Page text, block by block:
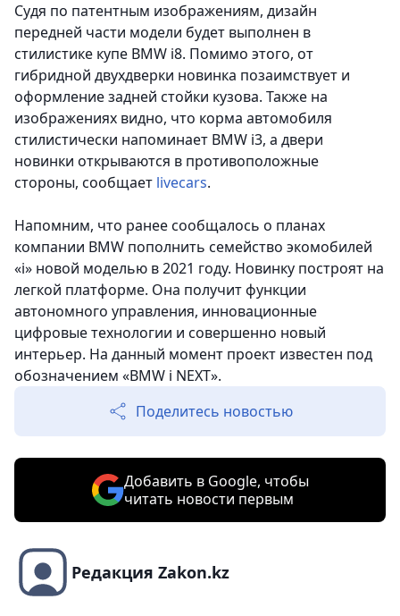
Судя по патентным изображениям, дизайн
передней части модели будет выполнен в
стилистике купе BMW i8. Помимо этого, от
гибридной двухдверки новинка позаимствует и
оформление задней стойки кузова. Также на
изображениях видно, что корма автомобиля
стилистически напоминает BMW i3, а двери
новинки открываются в противоположные
стороны, сообщает livecars.
Напомним, что ранее сообщалось о планах
компании BMW пополнить семейство экомобилей
«i» новой моделью в 2021 году. Новинку построят на
легкой платформе. Она получит функции
автономного управления, инновационные
цифровые технологии и совершенно новый
интерьер. На данный момент проект известен под
обозначением «BMW i NEXT».
Поделитесь новостью
Добавить в Google, чтобы
читать новости первым
Редакция Zakon.kz